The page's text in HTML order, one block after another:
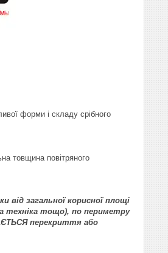
форми і складу срібного
товщина повітряного
від загальної корисної площі
техніка тощо), по периметру
перекриття або